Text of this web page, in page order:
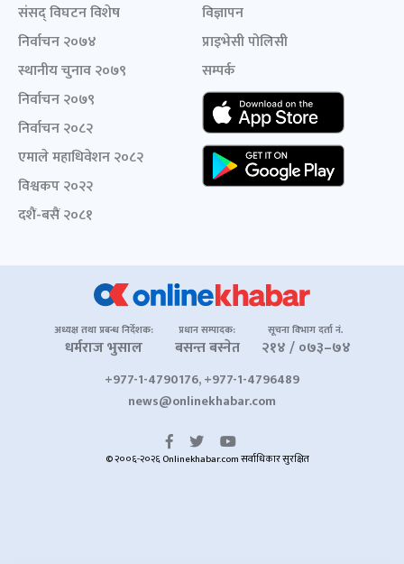
संसद् विघटन विशेष
निर्वाचन २०७४
स्थानीय चुनाव २०७९
निर्वाचन २०७९
निर्वाचन २०८२
एमाले महाधिवेशन २०८२
विश्वकप २०२२
दशैं-बसैं २०८१
विज्ञापन
प्राइभेसी पोलिसी
सम्पर्क
अध्यक्ष तथा प्रबन्ध निर्देशक:
धर्मराज भुसाल
प्रधान सम्पादक:
बसन्त बस्नेत
सूचना विभाग दर्ता नं.
२१४ / ०७३–७४
+977-1-4790176, +977-1-4796489
news@onlinekhabar.com
© २००६-२०२६ Onlinekhabar.com सर्वाधिकार सुरक्षित